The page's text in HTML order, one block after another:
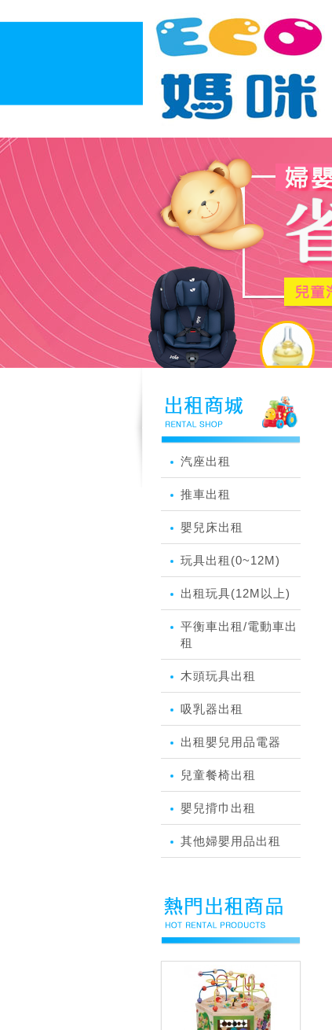
汽座出租
推車出租
嬰兒床出租
玩具出租(0~12M)
出租玩具(12M以上)
平衡車出租/電動車出
租
木頭玩具出租
吸乳器出租
出租嬰兒用品電器
兒童餐椅出租
嬰兒揹巾出租
其他婦嬰用品出租